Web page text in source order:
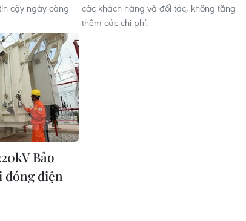
cậy ngày càng
các khách hàng và đối tác, không tăng
thêm các chi phí.
Bảo
đóng điện